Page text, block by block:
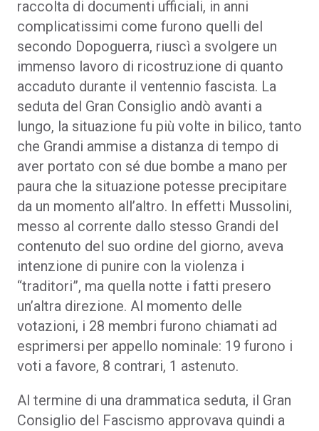
raccolta di documenti ufficiali, in anni
complicatissimi come furono quelli del
secondo Dopoguerra, riuscì a svolgere un
immenso lavoro di ricostruzione di quanto
accaduto durante il ventennio fascista. La
seduta del Gran Consiglio andò avanti a
lungo, la situazione fu più volte in bilico, tanto
che Grandi ammise a distanza di tempo di
aver portato con sé due bombe a mano per
paura che la situazione potesse precipitare
da un momento all’altro. In effetti Mussolini,
messo al corrente dallo stesso Grandi del
contenuto del suo ordine del giorno, aveva
intenzione di punire con la violenza i
“traditori”, ma quella notte i fatti presero
un’altra direzione. Al momento delle
votazioni, i 28 membri furono chiamati ad
esprimersi per appello nominale: 19 furono i
voti a favore, 8 contrari, 1 astenuto.
Al termine di una drammatica seduta, il Gran
Consiglio del Fascismo approvava quindi a